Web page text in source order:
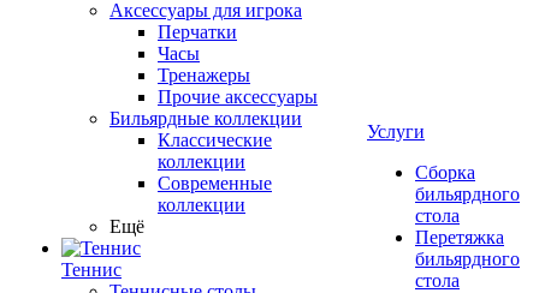
Аксессуары для игрока
Перчатки
Часы
Тренажеры
Прочие аксессуары
Бильярдные коллекции
Классические
коллекции
Современные
коллекции
Ещё
Теннис
Услуги
Сборка
бильярдного
стола
Перетяжка
бильярдного
стола